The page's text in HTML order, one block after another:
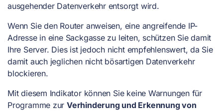
ausgehender Datenverkehr entsorgt wird.
Wenn Sie den Router anweisen, eine angreifende IP-
Adresse in eine Sackgasse zu leiten, schützen Sie damit
Ihre Server. Dies ist jedoch nicht empfehlenswert, da Sie
damit auch jeglichen nicht bösartigen Datenverkehr
blockieren.
Mit diesem Indikator können Sie keine Warnungen für
Programme zur Verhinderung und Erkennung von